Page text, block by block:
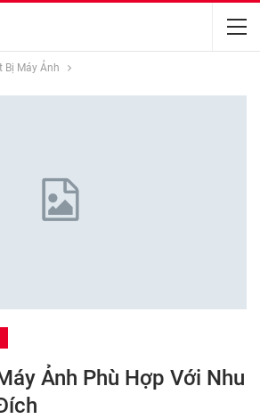
Bị Máy Ảnh
Ảnh Phù Hợp Với Nhu